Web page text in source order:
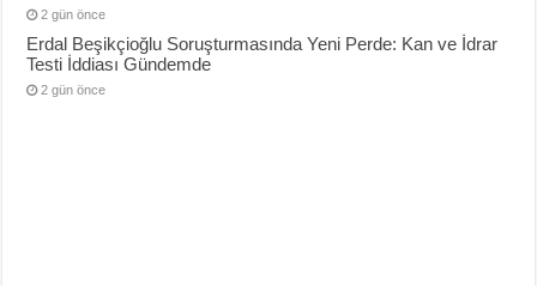
2 gün önce
Erdal Beşikçioğlu Soruşturmasında Yeni Perde: Kan ve İdrar
Testi İddiası Gündemde
2 gün önce